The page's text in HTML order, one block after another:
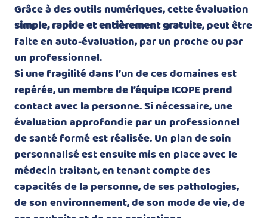
Grâce à des outils numériques, cette évaluation
simple, rapide et entièrement gratuite, peut être
faite en auto-évaluation, par un proche ou par
un professionnel.
Si une fragilité dans l’un de ces domaines est
repérée, un membre de l’équipe ICOPE prend
contact avec la personne. Si nécessaire, une
évaluation approfondie par un professionnel
de santé formé est réalisée. Un plan de soin
personnalisé est ensuite mis en place avec le
médecin traitant, en tenant compte des
capacités de la personne, de ses pathologies,
de son environnement, de son mode de vie, de